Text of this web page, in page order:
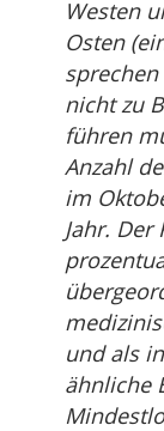
Westen
Osten
nicht zu
führen
Anzahl
im
Jahr. Der
und als
ähnliche